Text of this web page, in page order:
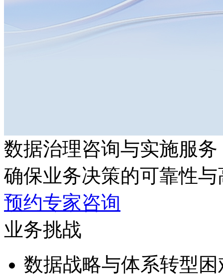
数据治理咨询与实施服务
确保业务决策的可靠性与
预约专家咨询
业务挑战
数据战略与体系转型困